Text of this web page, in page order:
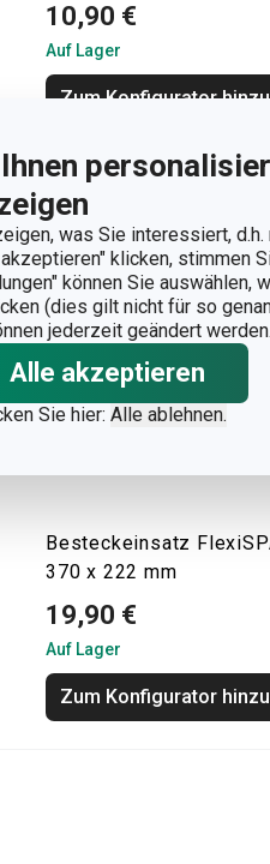
was Sie interessiert,
klicken, stimmen
können Sie auswählen,
(dies gilt nicht für so
jederzeit geändert werden.
Alle akzeptieren
Sie hier: Alle ablehnen.
10,90 €
Auf Lager
Zum Konfigurator
Besteckeinsatz
370 x 222 mm
19,90 €
Auf Lager
Zum Konfigurator